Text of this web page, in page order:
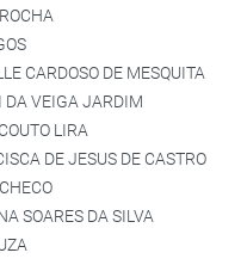
CARDOSO DE MESQUITA
DA VEIGA JARDIM
LIRA
DE JESUS DE CASTRO
SOARES DA SILVA